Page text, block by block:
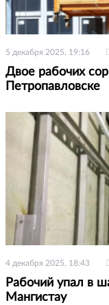
5 декабря 2025, 19:16
Двое рабочих
Петропавловске
4 декабря 2025, 18:43
Рабочий упал в
Мангистау